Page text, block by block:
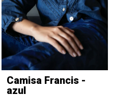
Camisa Francis -
azul